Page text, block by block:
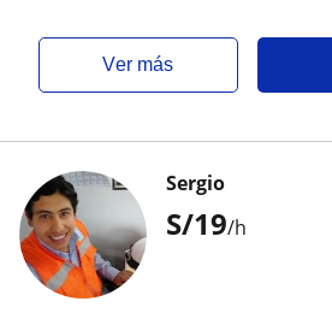
ver más
S/19/h
Sergio